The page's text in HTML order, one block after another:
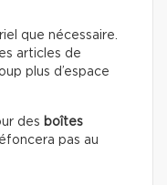
que nécessaire.
articles de
plus d’espace
des boîtes
pas au